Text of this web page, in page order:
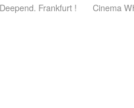
Frankfurt ! Cinema